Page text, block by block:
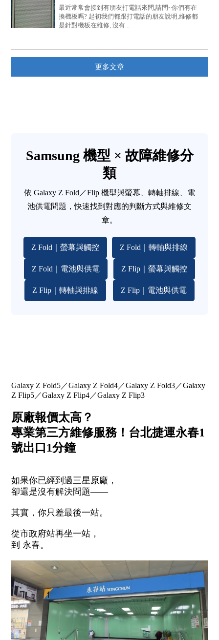
能換機...
最近常常會接到有朋友打電話來問,請問~你們有在
換機板嗎? 起初我們都跟打電話的朋友說明,維修都
是針對機板在維修, 沒有...
更多文章
Samsung 機型 × 故障維修分
類
依 Galaxy Z Fold／Flip 機型與螢幕、轉軸排線、電
池供電問題，快速找到對應的判斷方式與維修文
章。
Z Fold｜螢幕與觸控 Z Fold｜轉軸與排線
Z Fold｜電池與供電 Z Flip｜螢幕與觸控
Z Flip｜轉軸與排線 Z Flip｜電池與供電
Galaxy Z Fold5／Galaxy Z Fold4／Galaxy Z Fold3／Galaxy
Z Flip5／Galaxy Z Flip4／Galaxy Z Flip3
原廠報價太高？
專業第三方維修服務！台北捷運永春1
號出口1分鐘
如果你已經到過三星原廠，
卻還是沒有解決問題——
其實，你只差最後一站。
從市政府站再坐一站，
到 永春。